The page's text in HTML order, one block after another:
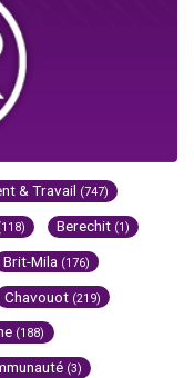
& Travail (747)
Berechit (1)
Brit-Mila (176)
Chavouot (219)
(188)
(3)